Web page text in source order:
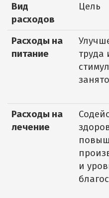
Вид
расходов
Цель
Расходы на
питание
труда
Расходы на
лечение
и